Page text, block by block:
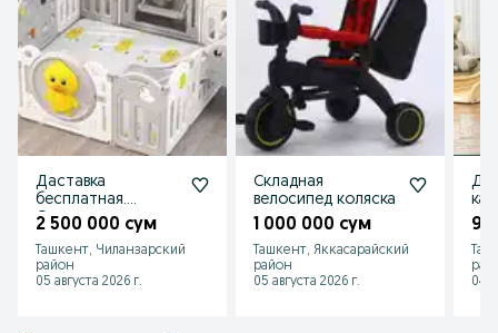
Даставка
бесплатная.
Ограждения
манеж для детей
2 500 000 сум
Ташкент, Чиланзарский
район
05 августа 2026 г.
Складная
велосипед коляска
1 000 000 сум
Ташкент, Яккасарайский
район
05 августа 2026 г.
04